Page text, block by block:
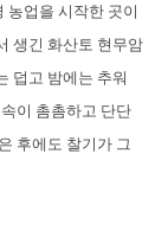
농업을 시작한 곳이
생긴 화산토 현무암
덥고 밤에는 추워
이 촘촘하고 단단
후에도 찰기가 그